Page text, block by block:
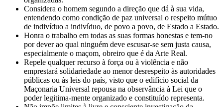
Considera o homem segundo a direção que dá à sua vida,
entendendo como condição de paz universal o respeito mútuo
de indivíduo a indivíduo, de povo a povo, de Estado a Estado.
Honra o trabalho em todas as suas formas honestas e tem-no
por dever ao qual ninguém deve escusar-se sem justa causa,
especialmente o maçom, obreiro que é da Arte Real.
Repele qualquer recurso à força ou à violência e não
emprestará solidariedade ao menor desrespeito às autoridades
públicas ou às leis do país, visto que o edifício social da
Maçonaria Universal repousa na observância à Lei que o
poder legitima-mente organizado e constituído representa.